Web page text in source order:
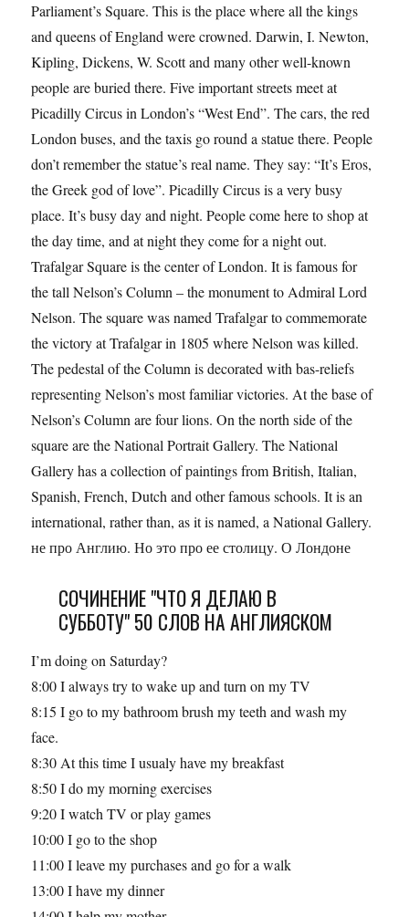
Parliament’s Square. This is the place where all the kings
and queens of England were crowned. Darwin, I. Newton,
Kipling, Dickens, W. Scott and many other well-known
people are buried there. Five important streets meet at
Picadilly Circus in London’s “West End”. The cars, the red
London buses, and the taxis go round a statue there. People
don’t remember the statue’s real name. They say: “It’s Eros,
the Greek god of love”. Picadilly Circus is a very busy
place. It’s busy day and night. People come here to shop at
the day time, and at night they come for a night out.
Trafalgar Square is the center of London. It is famous for
the tall Nelson’s Column – the monument to Admiral Lord
Nelson. The square was named Trafalgar to commemorate
the victory at Trafalgar in 1805 where Nelson was killed.
The pedestal of the Column is decorated with bas-reliefs
representing Nelson’s most familiar victories. At the base of
Nelson’s Column are four lions. On the north side of the
square are the National Portrait Gallery. The National
Gallery has a collection of paintings from British, Italian,
Spanish, French, Dutch and other famous schools. It is an
international, rather than, as it is named, a National Gallery.
не про Англию. Но это про ее столицу. О Лондоне
СОЧИНЕНИЕ "ЧТО Я ДЕЛАЮ В
СУББОТУ" 50 СЛОВ НА АНГЛИЯСКОМ
I’m doing on Saturday?
8:00 I always try to wake up and turn on my TV
8:15 I go to my bathroom brush my teeth and wash my
face.
8:30 At this time I usualy have my breakfast
8:50 I do my morning exercises
9:20 I watch TV or play games
10:00 I go to the shop
11:00 I leave my purchases and go for a walk
13:00 I have my dinner